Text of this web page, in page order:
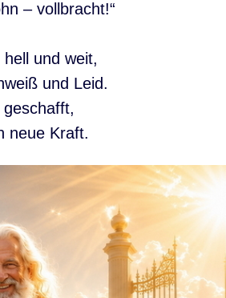
– vollbracht!“
und weit,
und Leid.
neue Kraft.